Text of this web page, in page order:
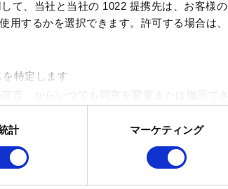
て、当社と当社の 1022 提携先は、お客様の
用するかを選択できます。 許可する場合は、
特定します
言」からいつでも同意を変更または撤回でき
です。その他のCookieは、ウェブサイトの
バックを送信します。また、ソーシャルメデ
計 マーケティング
意書